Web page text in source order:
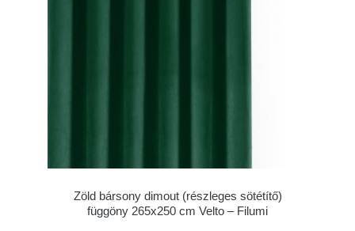
Zöld bársony dimout (részleges sötétítő)
függöny 265x250 cm Velto – Filumi